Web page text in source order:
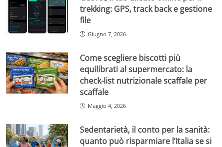
trekking: GPS, track back e gestione
file
Giugno 7, 2026
Come scegliere biscotti più
equilibrati al supermercato: la
check-list nutrizionale scaffale per
scaffale
Maggio 4, 2026
Sedentarietà, il conto per la sanità:
quanto può risparmiare l’Italia se si